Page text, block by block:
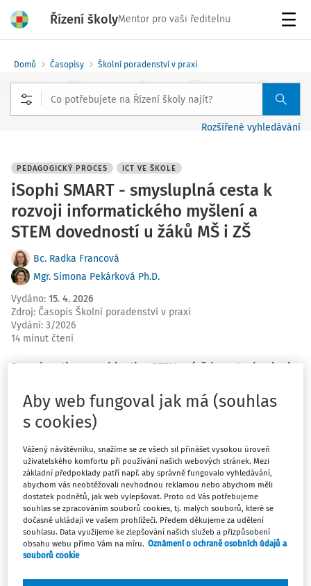
Řízení školyMentor pro vaši ředitelnu
Domů Časopisy Školní poradenství v praxi
Rozšířené vyhledávání
PEDAGOGICKÝ PROCES ICT VE ŠKOLE
iSophi SMART - smysluplná cesta k
rozvoji informatického myšlení a
STEM dovedností u žáků MŠ i ZŠ
Bc. Radka Francová
Mgr. Simona Pekárková Ph.D.
Vydáno: 15. 4. 2026
Zdroj: Časopis Školní poradenství v praxi
Vydání: 3/2026
14 minut čtení
Dovednosti z oblasti STEM (věda, technologie,
mnohými odborníky z oblasti vzdělávání považovány za
klíčové pro orientaci dětí v rychle se proměňujícím
Kultivování těchto dovedností podporuje rozvoj kritického
myšlení, schopnosti řešit problémy, tvořivosti a
inovátorství, tedy kompetencí uplatnitelných nejen ve
školním prostředí, ale i v běžném životě (Tunnicliffe a
Kennedy, 2022). Vznik edukačního nástroje iSophi SMART
nabízí odpověď na otázku, jak tyto dovednosti rozvíjet už v
předškolním a mladším školním věku tak, aby dítě
Aby web fungoval jak má (souhlas
s cookies)
Vážený návštěvníku, snažíme se ze všech sil přinášet vysokou úroveň
uživatelského komfortu při používání našich webových stránek. Mezi
základní předpoklady patří např. aby správně fungovalo vyhledávání,
abychom vás neobtěžovali nevhodnou reklamou nebo abychom měli
dostatek podnětů, jak web vylepšovat. Proto od Vás potřebujeme
souhlas se zpracováním souborů cookies, tj. malých souborů, které se
dočasně ukládají ve vašem prohlížeči. Předem děkujeme za udělení
souhlasu. Data využijeme ke zlepšování našich služeb a přizpůsobení
obsahu webu přímo Vám na míru. Oznámení o ochraně osobních údajů a
souborů cookie